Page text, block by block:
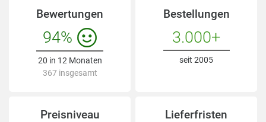
Bewertungen
94%
20 in 12 Monaten
367 insgesamt
Bestellungen
3.000+
seit 2005
Preisniveau Lieferfristen